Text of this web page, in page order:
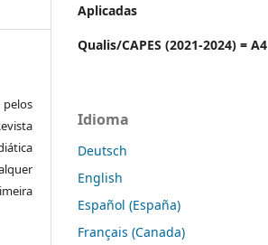
Aplicadas
Qualis/CAPES (2021-2024) = A4
Idioma
Deutsch
English
Español (España)
Français (Canada)